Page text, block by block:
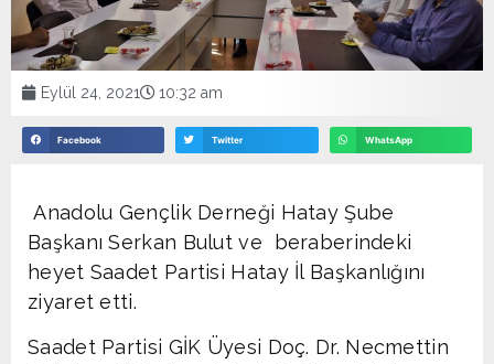
Eylül 24, 2021 10:32 am
Facebook Twitter WhatsApp
Anadolu Gençlik Derneği Hatay Şube
Başkanı Serkan Bulut ve beraberindeki
heyet Saadet Partisi Hatay İl Başkanlığını
ziyaret etti.
Saadet Partisi GİK Üyesi Doç. Dr. Necmettin